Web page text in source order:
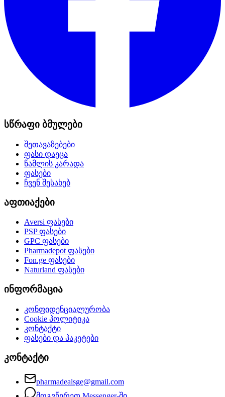
სწრაფი ბმულები
შეთავაზებები
ფასი დაეცა
წამლის კარადა
ფასები
ჩვენ შესახებ
აფთიაქები
Aversi ფასები
PSPფასები
GPC ფასები
Pharmadepotფასები
Fon.ge ფასები
Naturland ფასები
ინფორმაცია
კონფიდენციალურობა
Cookie პოლიტიკა
კონტაქტი
ფასები და პაკეტები
კონტაქტი
pharmadealsge@gmail.com